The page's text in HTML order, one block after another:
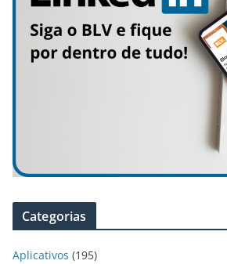
Categorias
Aplicativos (195)